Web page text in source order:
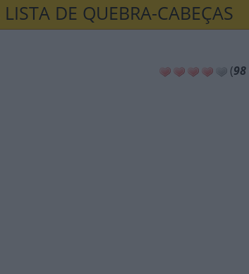
DE QUEBRA-CABEÇAS
(98